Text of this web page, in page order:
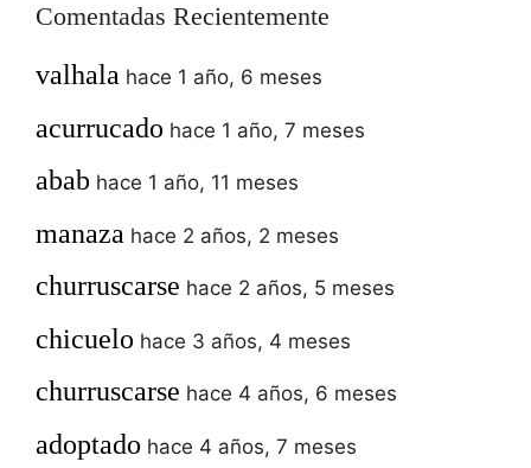
Comentadas Recientemente
valhala hace 1 año, 6 meses
acurrucado hace 1 año, 7 meses
abab hace 1 año, 11 meses
manaza hace 2 años, 2 meses
churruscarse hace 2 años, 5 meses
chicuelo hace 3 años, 4 meses
churruscarse hace 4 años, 6 meses
adoptado hace 4 años, 7 meses